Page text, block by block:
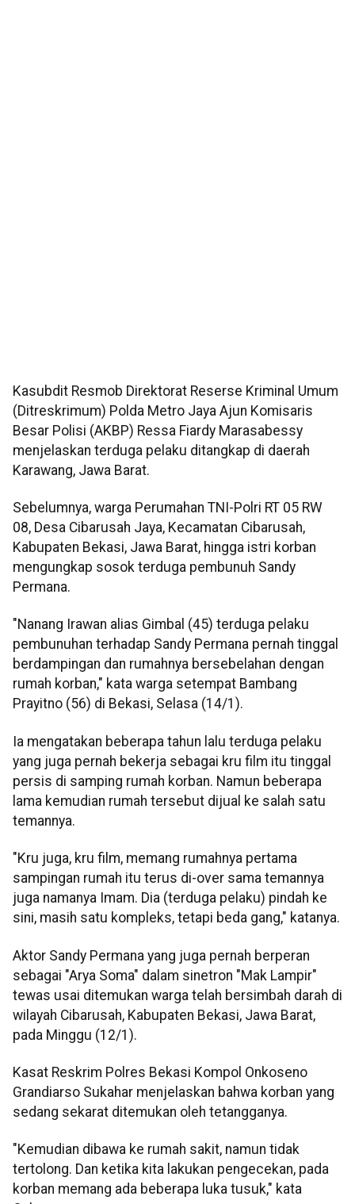
Kasubdit Resmob Direktorat Reserse Kriminal Umum
(Ditreskrimum) Polda Metro Jaya Ajun Komisaris
Besar Polisi (AKBP) Ressa Fiardy Marasabessy
menjelaskan terduga pelaku ditangkap di daerah
Karawang, Jawa Barat.
Sebelumnya, warga Perumahan TNI-Polri RT 05 RW
08, Desa Cibarusah Jaya, Kecamatan Cibarusah,
Kabupaten Bekasi, Jawa Barat, hingga istri korban
mengungkap sosok terduga pembunuh Sandy
Permana.
"Nanang Irawan alias Gimbal (45) terduga pelaku
pembunuhan terhadap Sandy Permana pernah tinggal
berdampingan dan rumahnya bersebelahan dengan
rumah korban," kata warga setempat Bambang
Prayitno (56) di Bekasi, Selasa (14/1).
Ia mengatakan beberapa tahun lalu terduga pelaku
yang juga pernah bekerja sebagai kru film itu tinggal
persis di samping rumah korban. Namun beberapa
lama kemudian rumah tersebut dijual ke salah satu
temannya.
"Kru juga, kru film, memang rumahnya pertama
sampingan rumah itu terus di-over sama temannya
juga namanya Imam. Dia (terduga pelaku) pindah ke
sini, masih satu kompleks, tetapi beda gang," katanya.
Aktor Sandy Permana yang juga pernah berperan
sebagai "Arya Soma" dalam sinetron "Mak Lampir"
tewas usai ditemukan warga telah bersimbah darah di
wilayah Cibarusah, Kabupaten Bekasi, Jawa Barat,
pada Minggu (12/1).
Kasat Reskrim Polres Bekasi Kompol Onkoseno
Grandiarso Sukahar menjelaskan bahwa korban yang
sedang sekarat ditemukan oleh tetangganya.
"Kemudian dibawa ke rumah sakit, namun tidak
tertolong. Dan ketika kita lakukan pengecekan, pada
korban memang ada beberapa luka tusuk," kata